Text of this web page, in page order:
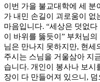
이번 가을 불교대학에 세 분
가 내민 손길이 괴로움이 없
마음입니다. “세상은 덧없
이 바위를 뚫듯이” 부처님
님은 만나지 못하지만, 현세
주시는 스님을 거울삼아 지
습니다. 개인이 봉사나 보시
장이 다 만들어져 있으니,